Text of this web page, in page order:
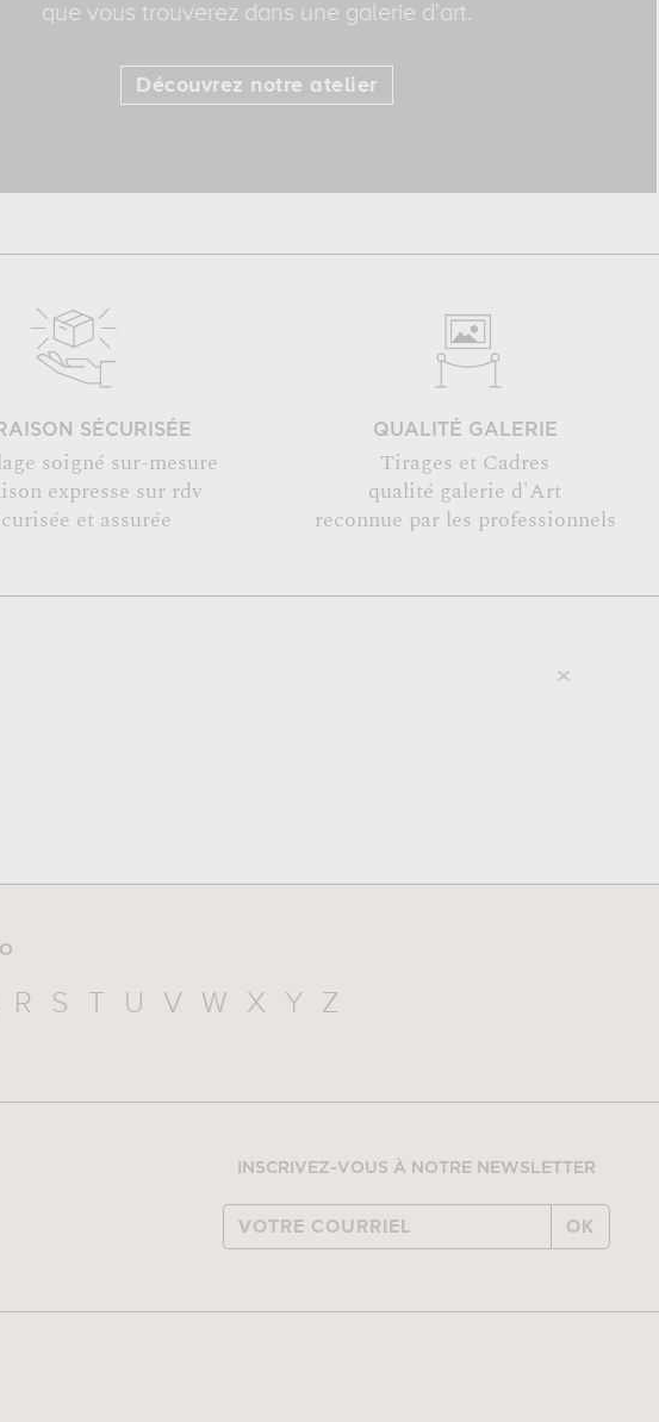
que vous trouverez dans une galerie d'art.
Découvrez notre atelier
SÉCURISÉE
soigné sur-mesure
expresse sur rdv
et assurée
QUALITÉ GALERIE
Tirages et Cadres
qualité galerie d'Art
reconnue par les professionnels
R S T U V W X Y Z
INSCRIVEZ-VOUS À NOTRE NEWSLETTER
OK